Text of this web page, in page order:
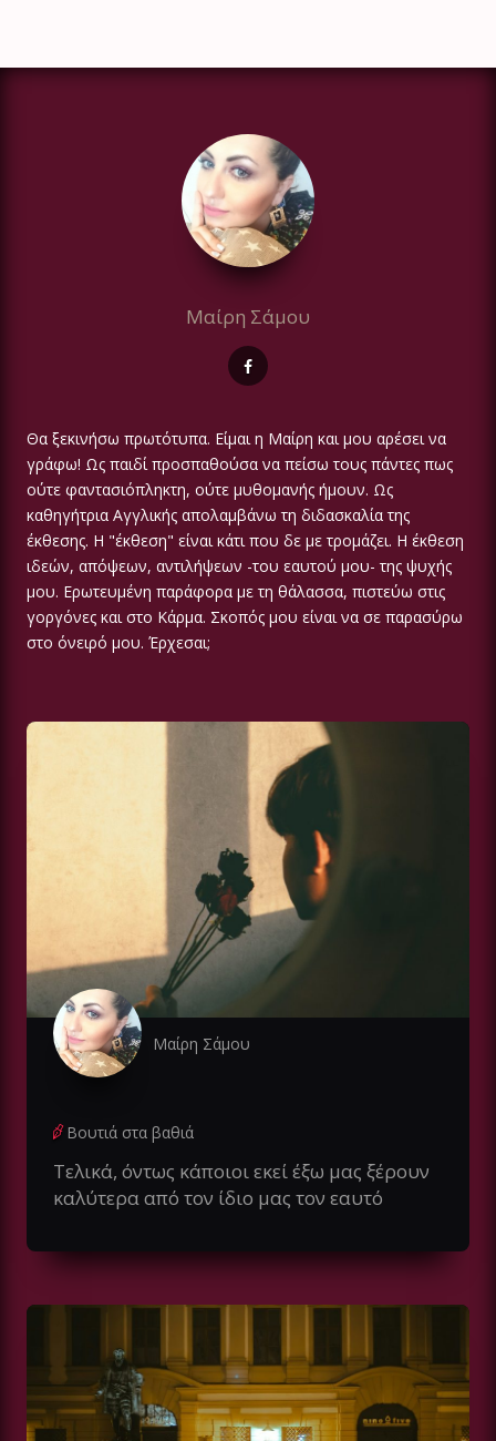
Μαίρη Σάμου
Θα ξεκινήσω πρωτότυπα. Είμαι η Μαίρη και μου αρέσει να
γράφω! Ως παιδί προσπαθούσα να πείσω τους πάντες πως
ούτε φαντασιόπληκτη, ούτε μυθομανής ήμουν. Ως
καθηγήτρια Αγγλικής απολαμβάνω τη διδασκαλία της
έκθεσης. Η "έκθεση" είναι κάτι που δε με τρομάζει. Η έκθεση
ιδεών, απόψεων, αντιλήψεων -του εαυτού μου- της ψυχής
μου. Ερωτευμένη παράφορα με τη θάλασσα, πιστεύω στις
γοργόνες και στο Κάρμα. Σκοπός μου είναι να σε παρασύρω
στο όνειρό μου. Έρχεσαι;
Μαίρη Σάμου
Βουτιά στα βαθιά
Τελικά, όντως κάποιοι εκεί έξω μας ξέρουν
καλύτερα από τον ίδιο μας τον εαυτό